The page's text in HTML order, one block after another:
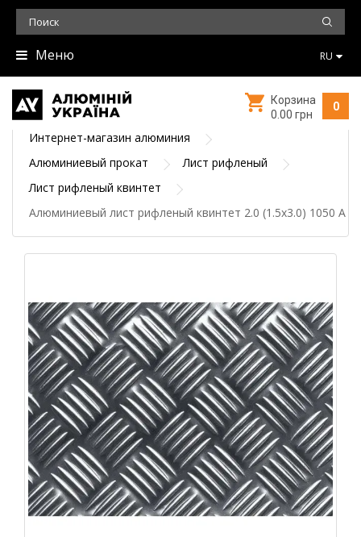
Меню RU
0
Корзина
0.00 грн
Интернет-магазин алюминия
Алюминиевый прокат
Лист рифленый
Лист рифленый квинтет
Алюминиевый лист рифленый квинтет 2.0 (1.5х3.0) 1050 А